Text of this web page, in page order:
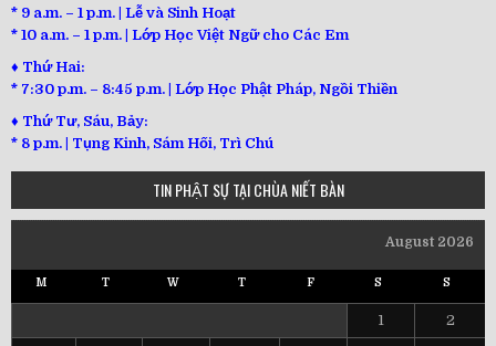
* 9 a.m. – 1 p.m. | Lễ và Sinh Hoạt
* 10 a.m. – 1 p.m. | Lớp Học Việt Ngữ cho Các Em
♦ Thứ Hai:
* 7:30 p.m. – 8:45 p.m. | Lớp Học Phật Pháp, Ngồi Thiền
♦ Thứ Tư, Sáu, Bảy:
* 8 p.m. | Tụng Kinh, Sám Hối, Trì Chú
TIN PHẬT SỰ TẠI CHÙA NIẾT BÀN
August 2026
M T W T F S S
1 2